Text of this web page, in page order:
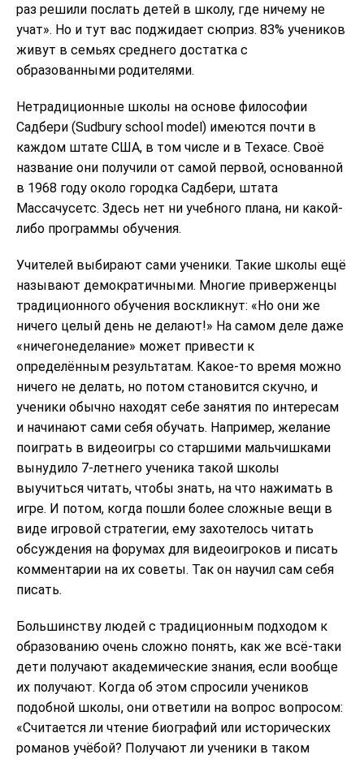
раз решили послать детей в школу, где ничему не
учат». Но и тут вас поджидает сюприз. 83% учеников
живут в семьях среднего достатка с
образованными родителями.
Нетрадиционные школы на основе философии
Садбери (Sudbury school model) имеются почти в
каждом штате США, в том числе и в Техасе. Своё
название они получили от самой первой, основанной
в 1968 году около городка Садбери, штата
Массачусетс. Здесь нет ни учебного плана, ни какой-
либо программы обучения.
Учителей выбирают сами ученики. Такие школы ещё
называют демократичными. Многие приверженцы
традиционного обучения воскликнут: «Но они же
ничего целый день не делают!» На самом деле даже
«ничегонеделание» может привести к
определённым результатам. Какое-то время можно
ничего не делать, но потом становится скучно, и
ученики обычно находят себе занятия по интересам
и начинают сами себя обучать. Например, желание
поиграть в видеоигры со старшими мальчишками
вынудило 7-летнего ученика такой школы
выучиться читать, чтобы знать, на что нажимать в
игре. И потом, когда пошли более сложные вещи в
виде игровой стратегии, ему захотелось читать
обсуждения на форумах для видеоигроков и писать
комментарии на их советы. Так он научил сам себя
писать.
Большинству людей с традиционным подходом к
образованию очень сложно понять, как же всё-таки
дети получают академические знания, если вообще
их получают. Когда об этом спросили учеников
подобной школы, они ответили на вопрос вопросом:
«Считается ли чтение биографий или исторических
романов учёбой? Получают ли ученики в таком